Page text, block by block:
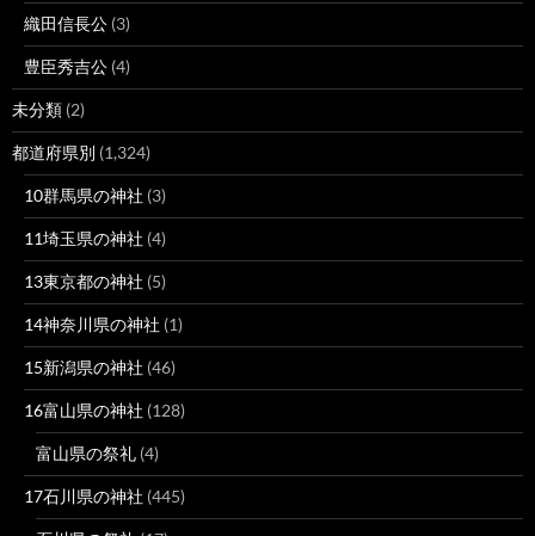
織田信長公 (3)
豊臣秀吉公 (4)
未分類 (2)
都道府県別 (1,324)
10群馬県の神社 (3)
11埼玉県の神社 (4)
13東京都の神社 (5)
14神奈川県の神社 (1)
15新潟県の神社 (46)
16富山県の神社 (128)
富山県の祭礼 (4)
17石川県の神社 (445)